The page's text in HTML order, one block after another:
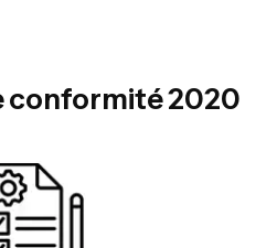
conformité 2020